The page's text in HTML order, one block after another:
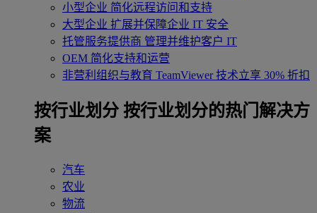
小型企业 简化远程访问和支持
大型企业 扩展并保障企业 IT 安全
托管服务提供商 管理并维护客户 IT
OEM 简化支持和运营
非营利组织与教育 TeamViewer 技术立享 30% 折扣
‌按行业划分 按行业划分的热门解决方
案
汽车
农业
物流